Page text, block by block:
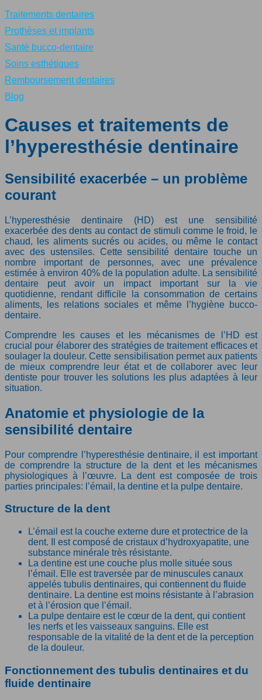
Traitements dentaires
Prothèses et implants
Santé bucco-dentaire
Soins esthétiques
Remboursement dentaires
Blog
Causes et traitements de
l’hyperesthésie dentinaire
Sensibilité exacerbée – un problème
courant
L’hyperesthésie dentinaire (HD) est une sensibilité
exacerbée des dents au contact de stimuli comme le froid, le
chaud, les aliments sucrés ou acides, ou même le contact
avec des ustensiles. Cette sensibilité dentaire touche un
nombre important de personnes, avec une prévalence
estimée à environ 40% de la population adulte. La sensibilité
dentaire peut avoir un impact important sur la vie
quotidienne, rendant difficile la consommation de certains
aliments, les relations sociales et même l’hygiène bucco-
dentaire.
Comprendre les causes et les mécanismes de l’HD est
crucial pour élaborer des stratégies de traitement efficaces et
soulager la douleur. Cette sensibilisation permet aux patients
de mieux comprendre leur état et de collaborer avec leur
dentiste pour trouver les solutions les plus adaptées à leur
situation.
Anatomie et physiologie de la
sensibilité dentaire
Pour comprendre l’hyperesthésie dentinaire, il est important
de comprendre la structure de la dent et les mécanismes
physiologiques à l’œuvre. La dent est composée de trois
parties principales: l’émail, la dentine et la pulpe dentaire.
Structure de la dent
L’émail est la couche externe dure et protectrice de la
dent. Il est composé de cristaux d’hydroxyapatite, une
substance minérale très résistante.
La dentine est une couche plus molle située sous
l’émail. Elle est traversée par de minuscules canaux
appelés tubulis dentinaires, qui contiennent du fluide
dentinaire. La dentine est moins résistante à l’abrasion
et à l’érosion que l’émail.
La pulpe dentaire est le cœur de la dent, qui contient
les nerfs et les vaisseaux sanguins. Elle est
responsable de la vitalité de la dent et de la perception
de la douleur.
Fonctionnement des tubulis dentinaires et du
fluide dentinaire